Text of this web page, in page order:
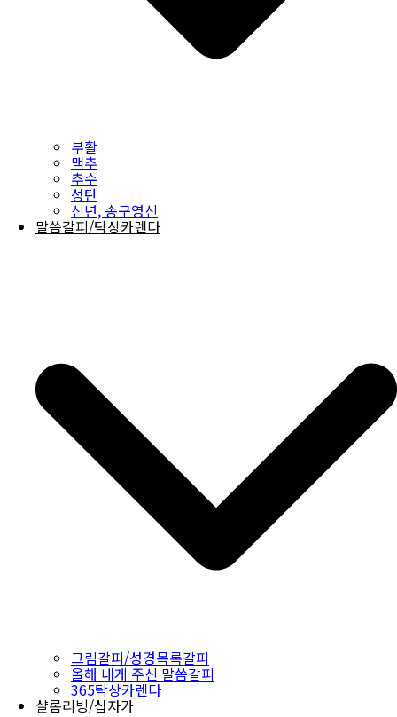
부활
맥추
추수
성탄
신년, 송구영신
말씀갈피/탁상카렌다
그림갈피/성경목록갈피
올해 내게 주신 말씀갈피
365탁상카렌다
샬롬리빙/십자가